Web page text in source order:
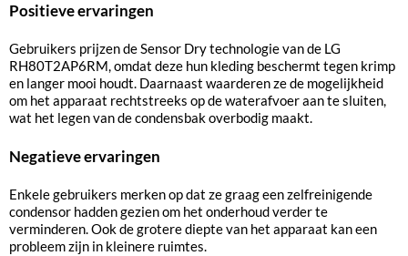
Positieve ervaringen
Gebruikers prijzen de Sensor Dry technologie van de LG
RH80T2AP6RM, omdat deze hun kleding beschermt tegen krimp
en langer mooi houdt. Daarnaast waarderen ze de mogelijkheid
om het apparaat rechtstreeks op de waterafvoer aan te sluiten,
wat het legen van de condensbak overbodig maakt.
Negatieve ervaringen
Enkele gebruikers merken op dat ze graag een zelfreinigende
condensor hadden gezien om het onderhoud verder te
verminderen. Ook de grotere diepte van het apparaat kan een
probleem zijn in kleinere ruimtes.